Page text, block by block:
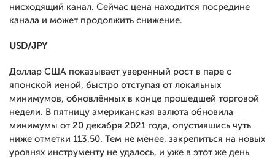
нисходящий канал. Сейчас цена находится посредине
канала и может продолжить снижение.
USD/JPY
Доллар США показывает уверенный рост в паре с
японской иеной, быстро отступая от локальных
минимумов, обновлённых в конце прошедшей торговой
недели. В пятницу американская валюта обновила
минимумы от 20 декабря 2021 года, опустившись чуть
ниже отметки 113.50. Тем не менее, закрепиться на новых
уровнях инструменту не удалось, и уже в этот же день